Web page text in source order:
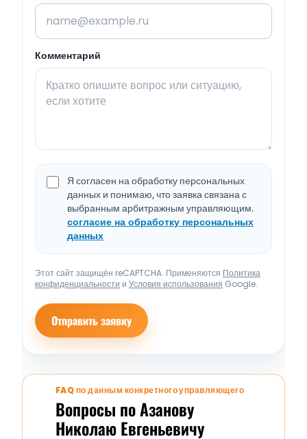
Комментарий
Я согласен на обработку персональных
данных и понимаю, что заявка связана с
выбранным арбитражным управляющим.
согласие на обработку персональных
данных
Этот сайт защищён reCAPTCHA. Применяются Политика
конфиденциальности и Условия использования Google.
Отправить заявку
FAQ по данным конкретного управляющего
Вопросы по Азанову
Николаю Евгеньевичу